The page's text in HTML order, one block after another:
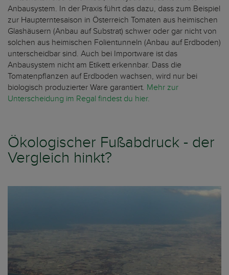
Anbausystem. In der Praxis führt das dazu, dass zum Beispiel
zur Haupterntesaison in Österreich Tomaten aus heimischen
Glashäusern (Anbau auf Substrat) schwer oder gar nicht von
solchen aus heimischen Folientunneln (Anbau auf Erdboden)
unterscheidbar sind. Auch bei Importware ist das
Anbausystem nicht am Etikett erkennbar. Dass die
Tomatenpflanzen auf Erdboden wachsen, wird nur bei
biologisch produzierter Ware garantiert. Mehr zur
Unterscheidung im Regal findest du hier.
Ökologischer Fußabdruck - der
Vergleich hinkt?